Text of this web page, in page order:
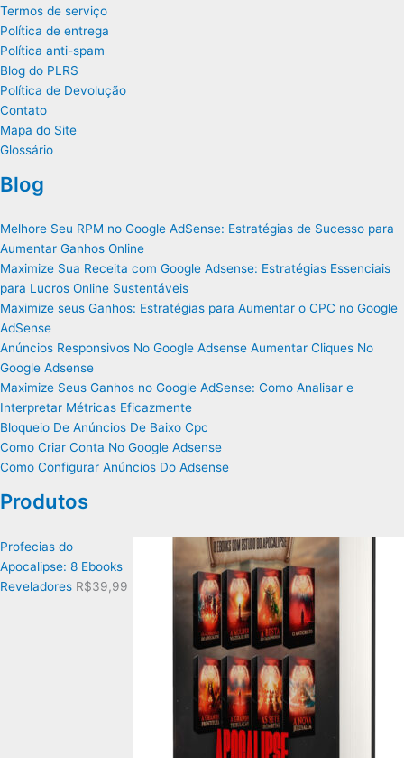
Termos de serviço
Política de entrega
Política anti-spam
Blog do PLRS
Política de Devolução
Contato
Mapa do Site
Glossário
Blog
Melhore Seu RPM no Google AdSense: Estratégias de Sucesso para
Aumentar Ganhos Online
Maximize Sua Receita com Google Adsense: Estratégias Essenciais
para Lucros Online Sustentáveis
Maximize seus Ganhos: Estratégias para Aumentar o CPC no Google
AdSense
Anúncios Responsivos No Google Adsense Aumentar Cliques No
Google Adsense
Maximize Seus Ganhos no Google AdSense: Como Analisar e
Interpretar Métricas Eficazmente
Bloqueio De Anúncios De Baixo Cpc
Como Criar Conta No Google Adsense
Como Configurar Anúncios Do Adsense
Produtos
Profecias do
Apocalipse: 8 Ebooks
Reveladores R$39,99